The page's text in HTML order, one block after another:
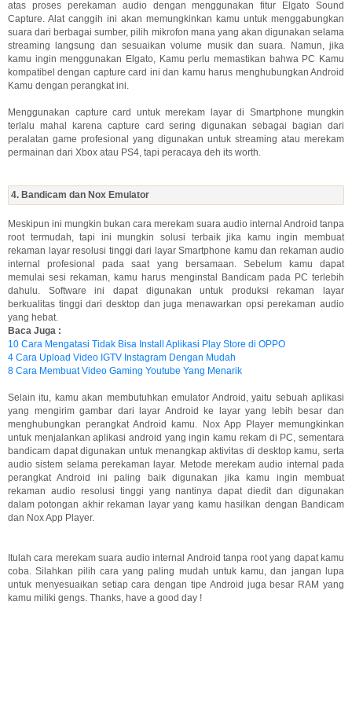
atas proses perekaman audio dengan menggunakan fitur Elgato Sound
Capture. Alat canggih ini akan memungkinkan kamu untuk menggabungkan
suara dari berbagai sumber, pilih mikrofon mana yang akan digunakan selama
streaming langsung dan sesuaikan volume musik dan suara. Namun, jika
kamu ingin menggunakan Elgato, Kamu perlu memastikan bahwa PC Kamu
kompatibel dengan capture card ini dan kamu harus menghubungkan Android
Kamu dengan perangkat ini.
Menggunakan capture card untuk merekam layar di Smartphone mungkin
terlalu mahal karena capture card sering digunakan sebagai bagian dari
peralatan game profesional yang digunakan untuk streaming atau merekam
permainan dari Xbox atau PS4, tapi peracaya deh its worth.
4. Bandicam dan Nox Emulator
Meskipun ini mungkin bukan cara merekam suara audio internal Android tanpa
root termudah, tapi ini mungkin solusi terbaik jika kamu ingin membuat
rekaman layar resolusi tinggi dari layar Smartphone kamu dan rekaman audio
internal profesional pada saat yang bersamaan. Sebelum kamu dapat
memulai sesi rekaman, kamu harus menginstal Bandicam pada PC terlebih
dahulu. Software ini dapat digunakan untuk produksi rekaman layar
berkualitas tinggi dari desktop dan juga menawarkan opsi perekaman audio
yang hebat.
Baca Juga :
10 Cara Mengatasi Tidak Bisa Install Aplikasi Play Store di OPPO
4 Cara Upload Video IGTV Instagram Dengan Mudah
8 Cara Membuat Video Gaming Youtube Yang Menarik
Selain itu, kamu akan membutuhkan emulator Android, yaitu sebuah aplikasi
yang mengirim gambar dari layar Android ke layar yang lebih besar dan
menghubungkan perangkat Android kamu. Nox App Player memungkinkan
untuk menjalankan aplikasi android yang ingin kamu rekam di PC, sementara
bandicam dapat digunakan untuk menangkap aktivitas di desktop kamu, serta
audio sistem selama perekaman layar. Metode merekam audio internal pada
perangkat Android ini paling baik digunakan jika kamu ingin membuat
rekaman audio resolusi tinggi yang nantinya dapat diedit dan digunakan
dalam potongan akhir rekaman layar yang kamu hasilkan dengan Bandicam
dan Nox App Player.
Itulah cara merekam suara audio internal Android tanpa root yang dapat kamu
coba. Silahkan pilih cara yang paling mudah untuk kamu, dan jangan lupa
untuk menyesuaikan setiap cara dengan tipe Android juga besar RAM yang
kamu miliki gengs. Thanks, have a good day !